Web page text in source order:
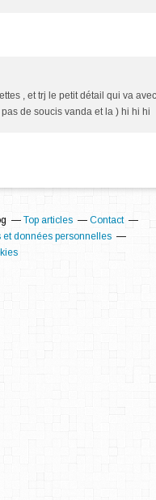
, et trj le petit détail qui va
de soucis vanda et la ) hi hi hi
Top articles
Contact
et données personnelles